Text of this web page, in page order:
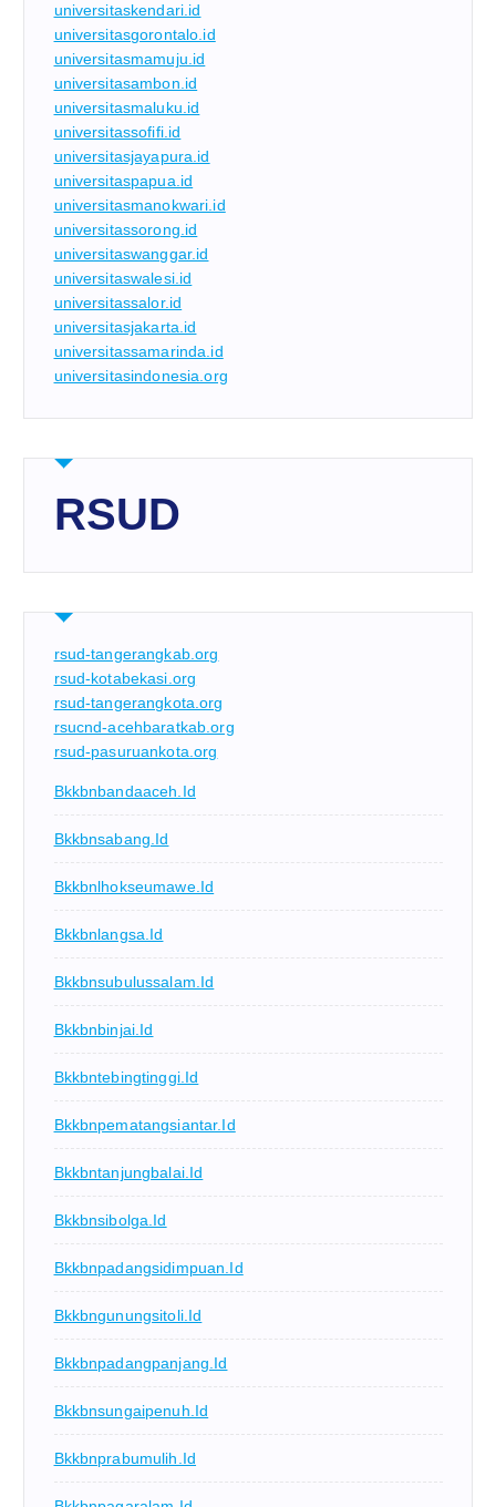
universitaskendari.id
universitasgorontalo.id
universitasmamuju.id
universitasambon.id
universitasmaluku.id
universitassofifi.id
universitasjayapura.id
universitaspapua.id
universitasmanokwari.id
universitassorong.id
universitaswanggar.id
universitaswalesi.id
universitassalor.id
universitasjakarta.id
universitassamarinda.id
universitasindonesia.org
RSUD
rsud-tangerangkab.org
rsud-kotabekasi.org
rsud-tangerangkota.org
rsucnd-acehbaratkab.org
rsud-pasuruankota.org
Bkkbnbandaaceh.id
Bkkbnsabang.id
Bkkbnlhokseumawe.id
Bkkbnlangsa.id
Bkkbnsubulussalam.id
Bkkbnbinjai.id
Bkkbntebingtinggi.id
Bkkbnpematangsiantar.id
Bkkbntanjungbalai.id
Bkkbnsibolga.id
Bkkbnpadangsidimpuan.id
Bkkbngunungsitoli.id
Bkkbnpadangpanjang.id
Bkkbnsungaipenuh.id
Bkkbnprabumulih.id